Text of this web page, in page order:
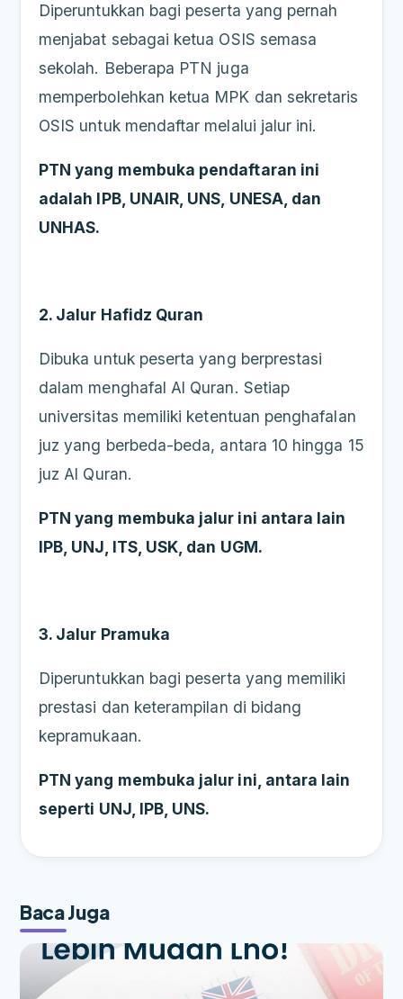
Diperuntukkan bagi peserta yang pernah
menjabat sebagai ketua OSIS semasa
sekolah. Beberapa PTN juga
memperbolehkan ketua MPK dan sekretaris
OSIS untuk mendaftar melalui jalur ini.
PTN yang membuka pendaftaran ini
adalah IPB, UNAIR, UNS, UNESA, dan
UNHAS.
2. Jalur Hafidz Quran
Dibuka untuk peserta yang berprestasi
dalam menghafal Al Quran. Setiap
universitas memiliki ketentuan penghafalan
juz yang berbeda-beda, antara 10 hingga 15
juz Al Quran.
PTN yang membuka jalur ini antara lain
IPB, UNJ, ITS, USK, dan UGM.
3. Jalur Pramuka
Diperuntukkan bagi peserta yang memiliki
prestasi dan keterampilan di bidang
kepramukaan.
PTN yang membuka jalur ini, antara lain
seperti UNJ, IPB, UNS.
Baca Juga